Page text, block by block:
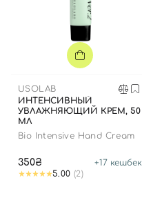
USOLAB
ИНТЕНСИВНЫЙ
УВЛАЖНЯЮЩИЙ КРЕМ, 50
МЛ
Bio Intensive Hand Cream
350₴ +17 кешбек
5.00 (2)